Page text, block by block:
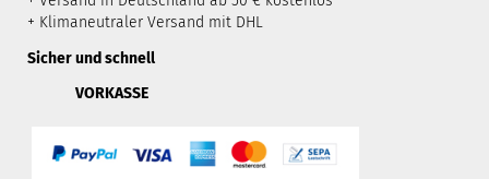
+ Klimaneutraler Versand mit DHL
Sicher und schnell
VORKASSE